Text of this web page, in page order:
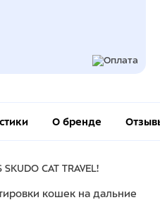
О бренде
CAT TRAVEL!
кошек на дальние